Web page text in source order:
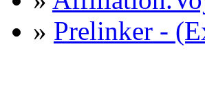
» Prelinker -